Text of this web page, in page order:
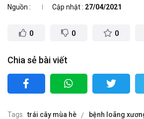
Nguồn Cập nhật 27/04/2021
0 0 0
Chia sẻ bài viết
Tags trái cây mùa hè
bệnh loãng